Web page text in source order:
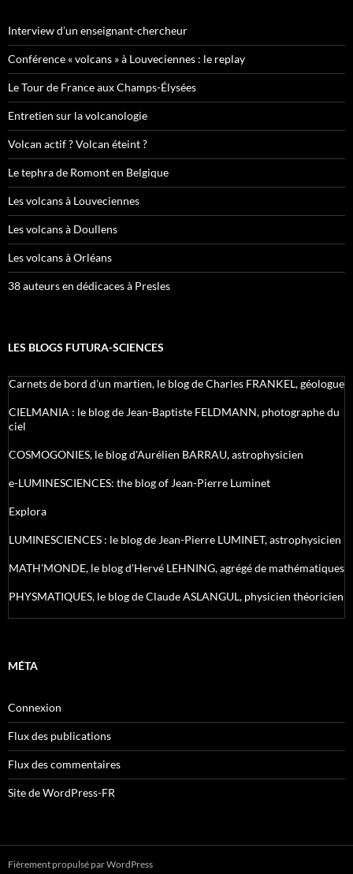
Interview d’un enseignant-chercheur
Conférence « volcans » à Louveciennes : le replay
Le Tour de France aux Champs-Élysées
Entretien sur la volcanologie
Volcan actif ? Volcan éteint ?
Le tephra de Romont en Belgique
Les volcans à Louveciennes
Les volcans à Doullens
Les volcans à Orléans
38 auteurs en dédicaces à Presles
LES BLOGS FUTURA-SCIENCES
Carnets de bord d’un martien, le blog de Charles FRANKEL, géologue
CIELMANIA : le blog de Jean-Baptiste FELDMANN, photographe du
ciel
COSMOGONIES, le blog d'Aurélien BARRAU, astrophysicien
e-LUMINESCIENCES: the blog of Jean-Pierre Luminet
Explora
LUMINESCIENCES : le blog de Jean-Pierre LUMINET, astrophysicien
MATH'MONDE, le blog d'Hervé LEHNING, agrégé de mathématiques
PHYSMATIQUES, le blog de Claude ASLANGUL, physicien théoricien
MÉTA
Connexion
Flux des publications
Flux des commentaires
Site de WordPress-FR
Fièrement propulsé par WordPress